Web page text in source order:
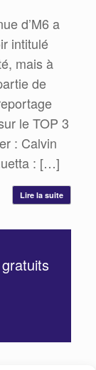
d’M6 a
intitulé
mais à
de
le TOP 3
: Calvin
: […]
Lire la suite